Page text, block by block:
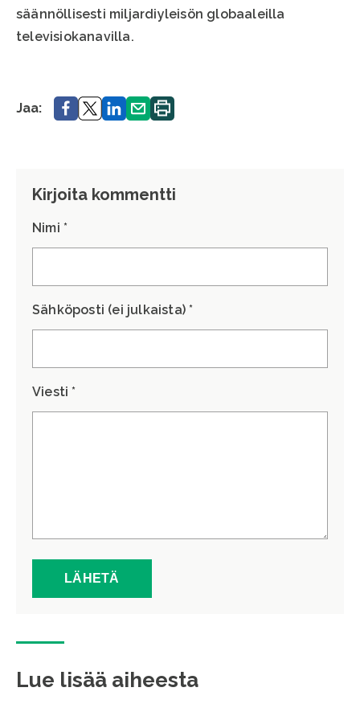
säännöllisesti miljardiyleisön globaaleilla
televisiokanavilla.
Jaa: Jaa. Jaa.Jaa. Jaa. Tulosta
sivu.
Kirjoita kommentti
Nimi *
Sähköposti (ei julkaista) *
Viesti *
Lue lisää aiheesta